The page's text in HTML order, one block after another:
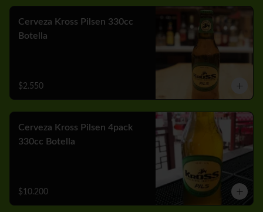
Cerveza Kross Pilsen 330cc
Botella
$2.550
Cerveza Kross Pilsen 4pack
330cc Botella
$10.200